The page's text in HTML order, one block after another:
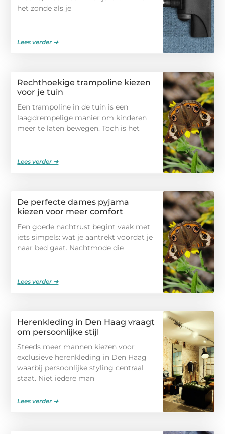
het zonde als je
Lees verder ➜
Rechthoekige trampoline kiezen
voor je tuin
Een trampoline in de tuin is een
laagdrempelige manier om kinderen
meer te laten bewegen. Toch is het
Lees verder ➜
De perfecte dames pyjama
kiezen voor meer comfort
Een goede nachtrust begint vaak met
iets simpels: wat je aantrekt voordat je
naar bed gaat. Nachtmode die
Lees verder ➜
Herenkleding in Den Haag vraagt
om persoonlijke stijl
Steeds meer mannen kiezen voor
exclusieve herenkleding in Den Haag
waarbij persoonlijke styling centraal
staat. Niet iedere man
Lees verder ➜